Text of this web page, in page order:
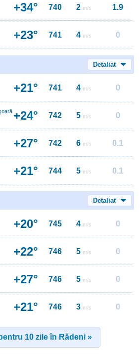
+34° 740 2 m/s 1.9
+23° 741 4 m/s 0
Detaliat
+21° 741 4 m/s 0
+24° 742 5 m/s 0
+27° 742 6 m/s 0.1
+21° 744 5 m/s 0.1
Detaliat
+20° 745 4 m/s 0
+22° 746 5 m/s 0
+27° 746 5 m/s 0
+21° 746 3 m/s 0
10 zile în Rădeni »